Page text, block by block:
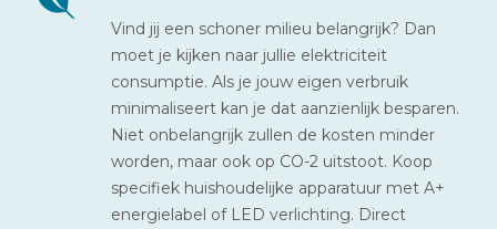
Vind jij een schoner milieu belangrijk? Dan
moet je kijken naar jullie elektriciteit
consumptie. Als je jouw eigen verbruik
minimaliseert kan je dat aanzienlijk besparen.
Niet onbelangrijk zullen de kosten minder
worden, maar ook op CO-2 uitstoot. Koop
specifiek huishoudelijke apparatuur met A+
energielabel of LED verlichting. Direct